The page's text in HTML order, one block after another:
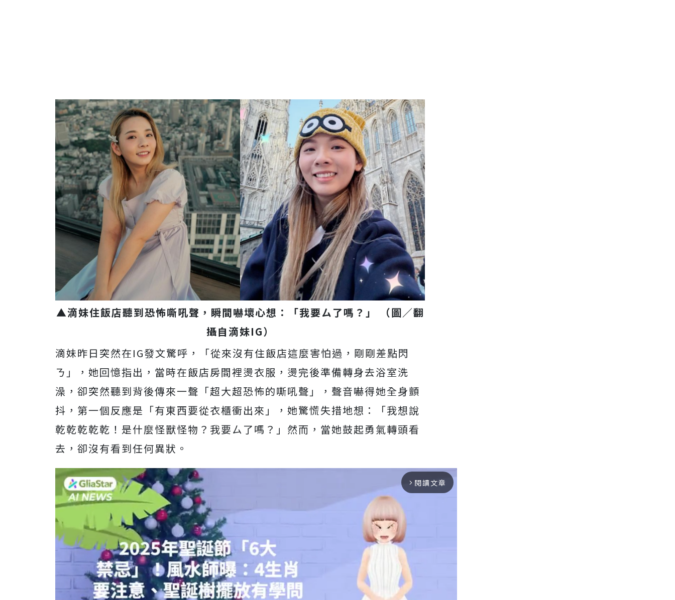
▲滴妹住飯店聽到恐怖嘶吼聲，瞬間嚇壞心想：「我要ㄙ了嗎？」 （圖／翻
攝自滴妹IG）
滴妹昨日突然在IG發文驚呼，「從來沒有住飯店這麼害怕過，剛剛差點閃
ㄋ」， 她回憶指出，當時在飯店房間裡燙衣服，燙完後準備轉身去浴室洗
澡，卻突然聽到背後傳來一聲「超大超恐怖的嘶吼聲」，聲音嚇得她全身顫
抖，第一個反應是「有東西要從衣櫃衝出來」，她驚慌失措地想：「我想說
乾乾乾乾乾！是什麼怪獸怪物？我要ㄙ了嗎？」然而，當她鼓起勇氣轉頭看
去，卻沒有看到任何異狀。
arrow_forward_ios 閱讀文章